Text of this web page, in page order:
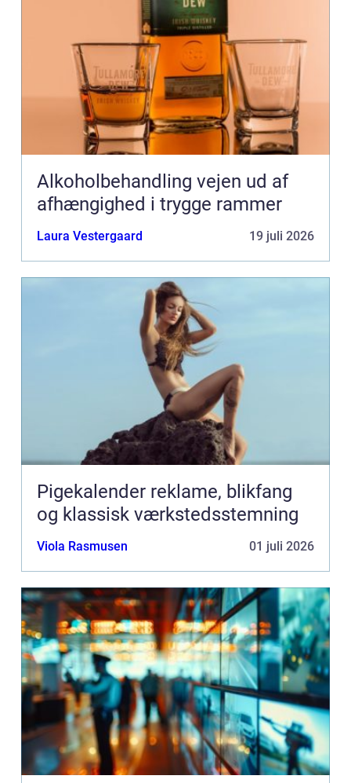
Alkoholbehandling vejen ud af
afhængighed i trygge rammer
Laura Vestergaard 19 juli 2026
Pigekalender reklame, blikfang
og klassisk værkstedsstemning
Viola Rasmusen 01 juli 2026